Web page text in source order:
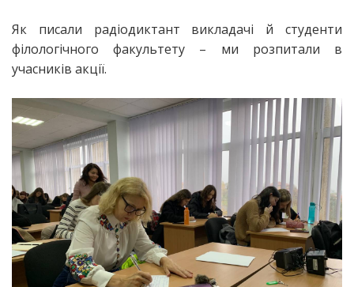
Як писали радіодиктант викладачі й студенти
філологічного факультету – ми розпитали в
учасників акції.